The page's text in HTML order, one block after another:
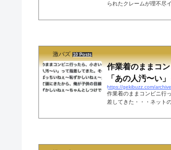
られたクレームが理不尽
拶が不快だというクレー
利用客から反論の投書が
激バズ 10 Posts
作業着のままコ
「あの人汚〜い
https://gekibuzz.com/
作業着のままコンビニ行
差してきた・・・ネット
す野菜売り場でネギでチ
場仕事なので、全力で子